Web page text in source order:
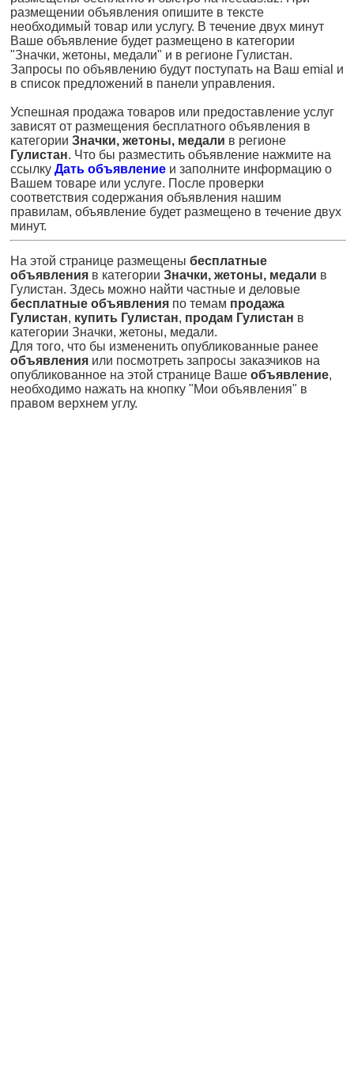
размещении объявления опишите в тексте
необходимый товар или услугу. В течение двух минут
Ваше объявление будет размещено в категории
"Значки, жетоны, медали" и в регионе Гулистан.
Запросы по объявлению будут поступать на Ваш emial и
в список предложений в панели управления.
Успешная продажа товаров или предоставление услуг
зависят от размещения бесплатного объявления в
категории Значки, жетоны, медали в регионе
Гулистан. Что бы разместить объявление нажмите на
ссылку Дать объявление и заполните информацию о
Вашем товаре или услуге. После проверки
соответствия содержания объявления нашим
правилам, объявление будет размещено в течение двух
минут.
На этой странице размещены бесплатные
объявления в категории Значки, жетоны, медали в
Гулистан. Здесь можно найти частные и деловые
бесплатные объявления по темам продажа
Гулистан, купить Гулистан, продам Гулистан в
категории Значки, жетоны, медали.
Для того, что бы измененить опубликованные ранее
объявления или посмотреть запросы заказчиков на
опубликованное на этой странице Ваше объявление,
необходимо нажать на кнопку "Мои объявления" в
правом верхнем углу.